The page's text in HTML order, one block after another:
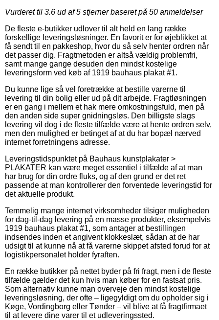
Vurderet til 3.6 ud af 5 stjerner baseret på 50 anmeldelser
De fleste e-butikker udlover til alt held en lang række
forskellige leveringsløsninger. En favorit er for øjeblikket at
få sendt til en pakkeshop, hvor du så selv henter ordren når
det passer dig. Fragtmetoden er altså vældig problemfri,
samt mange gange desuden den mindst kostelige
leveringsform ved køb af 1919 bauhaus plakat #1.
Du kunne lige så vel foretrække at bestille varerne til
levering til din bolig eller ud på dit arbejde. Fragtløsningen
er en gang i mellem et hak mere omkostningsfuld, men på
den anden side super gnidningsløs. Den billigste slags
levering vil dog i de fleste tilfælde være at hente ordren selv,
men den mulighed er betinget af at du har bopæl nærved
internet forretningens adresse.
Leveringstidspunktet på Bauhaus kunstplakater >
PLAKATER kan være meget essentiel i tilfælde af at man
har brug for din ordre fluks, og af den grund er det ret
passende at man kontrollerer den forventede leveringstid for
det aktuelle produkt.
Temmelig mange internet virksomheder tilsiger muligheden
for dag-til-dag levering på en masse produkter, eksempelvis
1919 bauhaus plakat #1, som antager at bestillingen
indsendes inden et angivent klokkeslæt, sådan at de har
udsigt til at kunne nå at få varerne skippet afsted forud for at
logistikpersonalet holder fyraften.
En række butikker på nettet byder på fri fragt, men i de fleste
tilfælde gælder det kun hvis man køber for en fastsat pris.
Som alternativ kunne man overveje den mindst kostelige
leveringsløsning, der ofte – ligegyldigt om du opholder sig i
Køge, Vordingborg eller Tønder – vil blive at få fragtfirmaet
til at levere dine varer til et udleveringssted.